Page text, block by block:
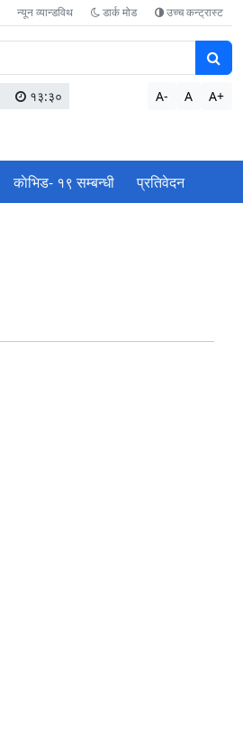
न्यून व्यान्डविथ डार्क मोड उच्च कन्ट्रास्ट
१३:३० A- A A+
काेभिड- १९ सम्बन्धी प्रतिवेदन